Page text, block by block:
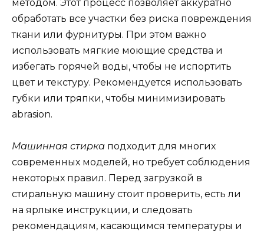
методом. Этот процесс позволяет аккуратно
обработать все участки без риска повреждения
ткани или фурнитуры. При этом важно
использовать мягкие моющие средства и
избегать горячей воды, чтобы не испортить
цвет и текстуру. Рекомендуется использовать
губки или тряпки, чтобы минимизировать
abrasion.
Машинная стирка подходит для многих
современных моделей, но требует соблюдения
некоторых правил. Перед загрузкой в
стиральную машину стоит проверить, есть ли
на ярлыке инструкции, и следовать
рекомендациям, касающимся температуры и